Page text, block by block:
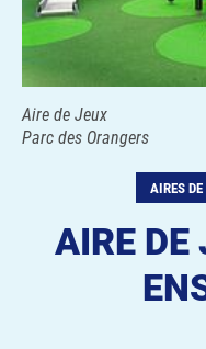
Aire de Jeux
Parc des Orangers
AIRES
AIRE DE